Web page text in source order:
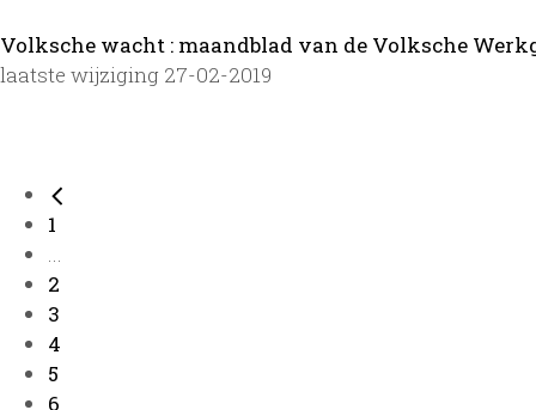
Volksche wacht : maandblad van de Volksche
laatste wijziging 27-02-2019
1
...
2
3
4
5
6